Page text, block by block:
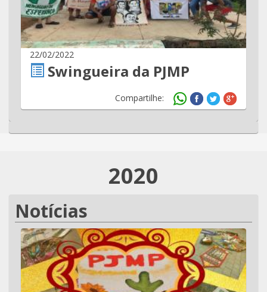
22/02/2022
Swingueira da PJMP
Compartilhe:
2020
Notícias